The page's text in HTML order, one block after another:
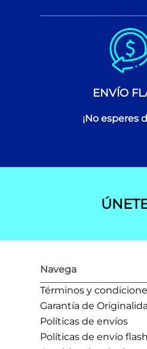
ENVÍO
¡No esperes
Navega
Términos y
Garantía de
Políticas de envíos
Políticas de envío flash